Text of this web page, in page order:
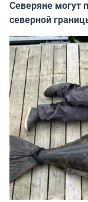
Северяне могут
северной